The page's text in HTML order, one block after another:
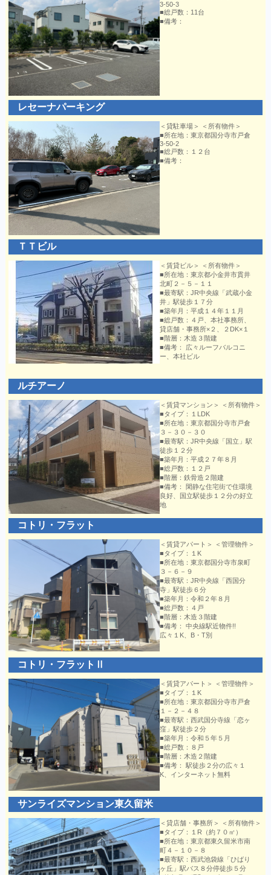
3-50-3
■総戸数：11台
■備考：
レセーナパーキング
＜貸駐車場＞ ＜所有物件＞
■所在地：東京都国分寺市戸倉
3-50-2
■総戸数：１２台
■備考：
ＴＴビル
＜賃貸ビル＞ ＜所有物件＞
■所在地：東京都小金井市貫井
北町２－５－１１
■最寄駅：JR中央線「武蔵小金
井」駅徒歩１７分
■築年月：平成１４年１１月
■総戸数：４戸、本社事務所、
貸店舗・事務所×２、２DK×１
■階層：木造３階建
■備考： 広々ルーフバルコニ
ー、本社ビル
ルチアーノ
＜賃貸マンション＞ ＜所有物件＞
■タイプ：１LDK
■所在地：東京都国分寺市戸倉
３－３０－３０
■最寄駅：JR中央線「国立」駅
徒歩１２分
■築年月：平成２７年８月
■総戸数：１２戸
■階層：鉄骨造２階建
■備考： 閑静な住宅街で住環境
良好、国立駅徒歩１２分の好立
地
コトリ・フラット
＜賃貸アパート＞ ＜管理物件＞
■タイプ：１K
■所在地：東京都国分寺市泉町
３－６－９
■最寄駅：JR中央線「西国分
寺」駅徒歩６分
■築年月：令和２年８月
■総戸数：４戸
■階層：木造３階建
■備考： 中央線駅近物件!!
広々１K、B・T別
コトリ・フラットⅡ
＜賃貸アパート＞ ＜管理物件＞
■タイプ：１K
■所在地：東京都国分寺市戸倉
１－２－４８
■最寄駅：西武国分寺線「恋ヶ
窪」駅徒歩２分
■築年月：令和５年５月
■総戸数：８戸
■階層：木造２階建
■備考： 駅徒歩２分の広々１
K、インターネット無料
サンライズマンション東久留米
＜貸店舗・事務所＞ ＜所有物件＞
■タイプ：１R（約７０㎡）
■所在地：東京都東久留米市南
町４－１０－８
■最寄駅：西武池袋線「ひばり
ヶ丘」駅バス８分停徒歩５分